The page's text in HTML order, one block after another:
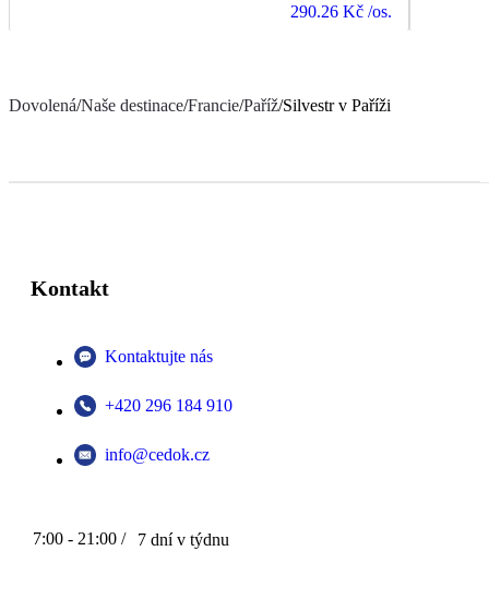
290.26 Kč /os.
Dovolená/Naše destinace/Francie/Paříž/Silvestr v Paříži
Kontakt
Kontaktujte nás
+420 296 184 910
info@cedok.cz
7:00 - 21:00 / 7 dní v týdnu